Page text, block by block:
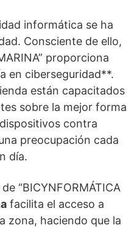
informática se ha
Consciente de ello,
proporciona
en ciberseguridad**.
están capacitados
sobre la mejor forma
contra
preocupación cada
día.
“BICYNFORMÁTICA
facilita el acceso a
zona, haciendo que la